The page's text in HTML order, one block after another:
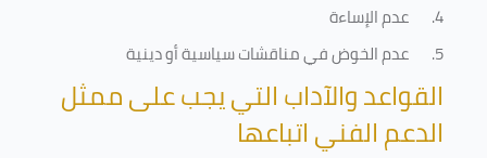
4.
عدم الإساءة
5.
عدم الخوض في مناقشات سياسية أو دينية
القواعد والآداب التي يجب على ممثل
الدعم الفني اتباعها